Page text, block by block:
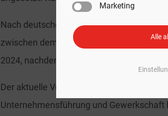
Marketing
Alle
Nach deutschem Arbeitsrecht finden
zwischen dem 1. März und dem 31. Mai
2024, nachdem die Belegschaft deutlich
Der aktuelle Vorfall könnte die Stimmung
Unternehmensführung und